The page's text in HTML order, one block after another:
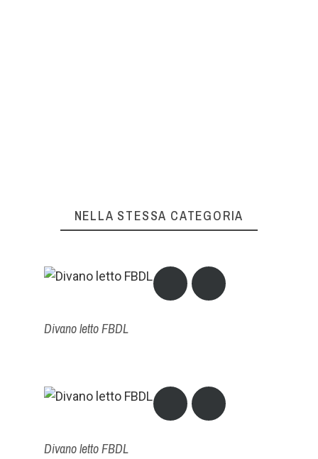
NELLA STESSA CATEGORIA
Divano letto FBDL
Divano letto FBDL